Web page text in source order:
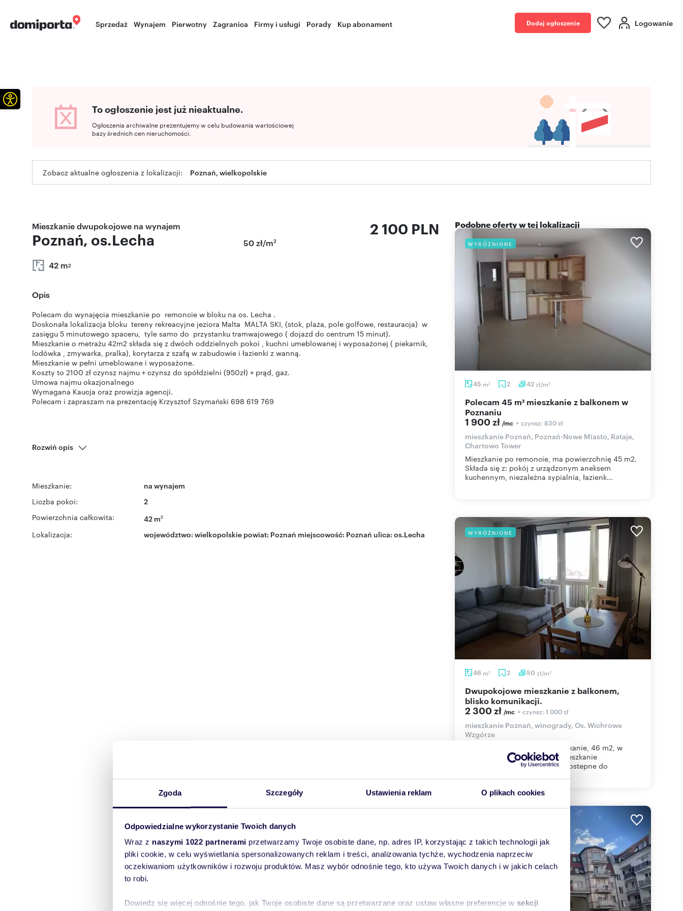
Zgoda Szczegóły Ustawienia reklam O plikach cookies
Odpowiedzialne wykorzystanie Twoich danych
Wraz z naszymi 1022 partnerami przetwarzamy Twoje osobiste dane, np. adres IP, korzystając z takich technologii jak
pliki cookie, w celu wyświetlania spersonalizowanych reklam i treści, analizowania tychże, wychodzenia naprzeciw
oczekiwaniom użytkowników i rozwoju produktów. Masz wybór odnośnie tego, kto używa Twoich danych i w jakich celach
to robi.
Dowiedz się więcej odnośnie tego, jak Twoje osobiste dane są przetwarzane oraz ustaw własne preferencje w sekcji
Sprzedaż Wynajem Pierwotny Zagranica Firmy i usługi Porady Kup abonament Dodaj ogłoszenie Logowanie
To ogłoszenie jest już nieaktualne.
Ogłoszenia archiwalne prezentujemy w celu budowania wartościowej
bazy średnich cen nieruchomości.
Zobacz aktualne ogłoszenia z lokalizacji: Poznań, wielkopolskie
Mieszkanie dwupokojowe na wynajem
Poznań, os.Lecha
42 m2
2 100 PLN
50 zł/m2
Opis
Polecam do wynajęcia mieszkanie po remoncie w bloku na os. Lecha .
Doskonała lokalizacja bloku tereny rekreacyjne jeziora Malta MALTA SKI, (stok, plaża, pole golfowe, restauracja) w
zasięgu 5 minutowego spaceru, tyle samo do przystanku tramwajowego ( dojazd do centrum 15 minut).
Mieszkanie o metrażu 42m2 składa się z dwóch oddzielnych pokoi , kuchni umeblowanej i wyposażonej ( piekarnik,
lodówka , zmywarka, pralka), korytarza z szafą w zabudowie i łazienki z wanną.
Mieszkanie w pełni umeblowane i wyposażone.
Koszty to 2100 zł czynsz najmu + czynsz do spółdzielni (950zł) + prąd, gaz.
Umowa najmu okazjonalnego
Wymagana Kaucja oraz prowizja agencji.
Polecam i zapraszam na prezentację Krzysztof Szymański 698 619 769
Rozwiń opis
Mieszkanie: na wynajem
Liczba pokoi: 2
Powierzchnia całkowita: 42 m2
Lokalizacja: województwo: wielkopolskie powiat: Poznań miejscowość: Poznań ulica: os.Lecha
Podobne oferty w tej lokalizacji
WYRÓŻNIONE
45 m2 2 42zł/m2
Polecam 45 m² mieszkanie z balkonem w
Poznaniu
1 900 zł /mc + czynsz: 830 zł
mieszkanie Poznań, Poznań-Nowe Miasto, Rataje,
Chartowo Tower
Mieszkanie po remoncie, ma powierzchnię 45 m2.
Składa się z: pokój z urządzonym aneksem
kuchennym, niezależna sypialnia, łazienk...
WYRÓŻNIONE
46 m2 2 50 zł/m2
Dwupokojowe mieszkanie z balkonem,
blisko komunikacji.
2 300 zł /mc + czynsz: 1 000 zł
mieszkanie Poznań, winogrady, Os. Wichrowe
Wzgórze
Wynajmę dwupokojowe mieszkanie, 46 m2, w
Poznaniu na Winogradach. Mieszkanie
umeblowane, od 15.08.2026 dostepne do
Otwórz pasek narzędzi